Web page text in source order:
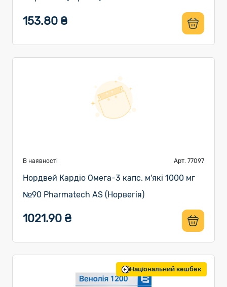
153.80 ₴
В наявності Арт. 77097
Нордвей Кардіо Омега-3 капс. м'які 1000 мг
№90 Pharmatech AS (Норвегія)
1021.90 ₴
Національний кешбек